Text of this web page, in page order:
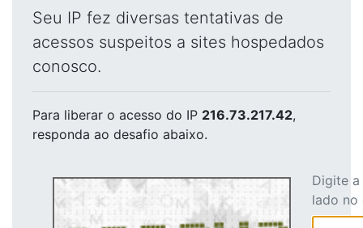
Seu IP fez diversas tentativas de
acessos suspeitos a sites hospedados
conosco.
Para liberar o acesso do IP 216.73.217.42,
responda ao desafio abaixo.
Digite
lado no